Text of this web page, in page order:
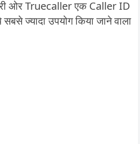
ओर Truecaller एक Caller ID
ज्यादा उपयोग किया जाने वाला